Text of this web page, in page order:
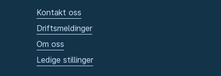
Kontakt oss
Driftsmeldinger
Om oss
Ledige stillinger